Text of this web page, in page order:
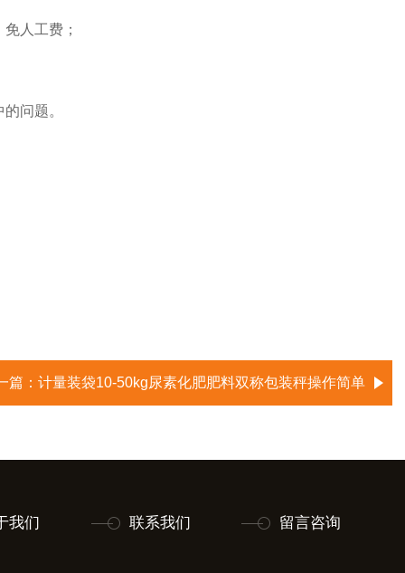
人工费；
问题。
篇： 计量装袋10-50kg尿素化肥肥料双称包装秤操作简单
我们 联系我们 留言咨询